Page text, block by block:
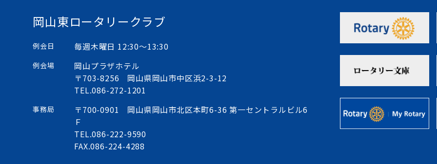
岡山東ロータリークラブ
例会日 毎週木曜日 12:30〜13:30
例会場
岡山プラザホテル
〒703-8256 岡山県岡山市中区浜2-3-12
TEL.086-272-1201
事務局
〒700-0901 岡山県岡山市北区本町6-36 第一セントラルビル6
Ｆ
TEL.086-222-9590
FAX.086-224-4288